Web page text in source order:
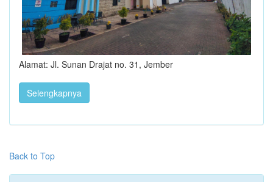
Alamat: Jl. Sunan Drajat no. 31, Jember
Selengkapnya
Back to Top